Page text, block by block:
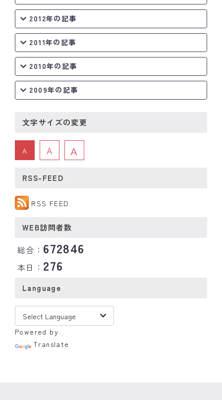
2012年の記事
2011年の記事
2010年の記事
2009年の記事
文字サイズの変更
A A A
RSS-FEED
RSS FEED
WEB訪問者数
総合： 672846
本日： 276
Language
Powered by
Translate